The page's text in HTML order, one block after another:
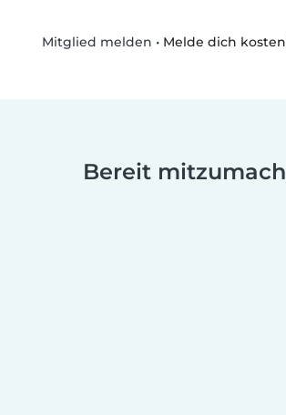
Mitglied melden • Melde dich
Bereit